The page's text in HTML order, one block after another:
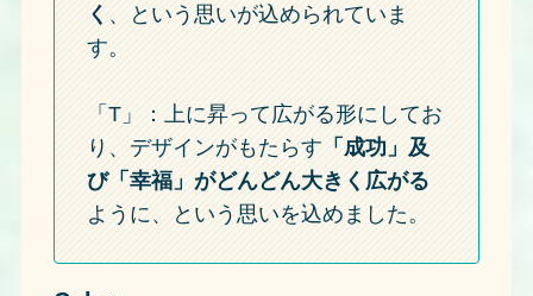
く 、という思いが込められていま
す。
「T」：上に昇って広がる形にしてお
り、デザインがもたらす 「成功」及
び「幸福」がどんどん大きく広がる
ように、という思いを込めました。